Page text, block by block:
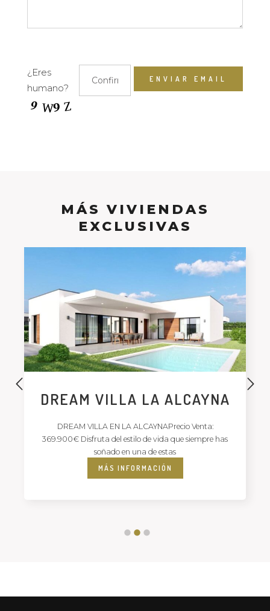
¿Eres
humano?
MÁS VIVIENDAS
EXCLUSIVAS
DREAM VILLA LA ALCAYNA
DREAM VILLA EN LA ALCAYNAPrecio Venta:
369.900€ Disfruta del estilo de vida que siempre has
soñado en una de estas
MÁS INFORMACIÓN